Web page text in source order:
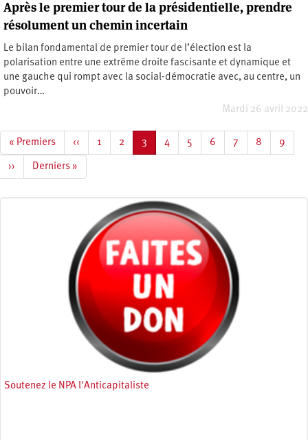
Après le premier tour de la présidentielle, prendre
résolument un chemin incertain
Le bilan fondamental de premier tour de l’élection est la
polarisation entre une extrême droite fascisante et dynamique et
une gauche qui rompt avec la social-démocratie avec, au centre, un
pouvoir…
Mardi 26 avril 2022
Première
page
« Premiers
Page
précédente
‹‹ Page
1 Page
2
Page
courante
3 Page
4 Page
5 Page
6 Page
7 Page
8 Page
9
Page
suivante
››
Dernière
page
Derniers »
Soutenez le NPA l'Anticapitaliste